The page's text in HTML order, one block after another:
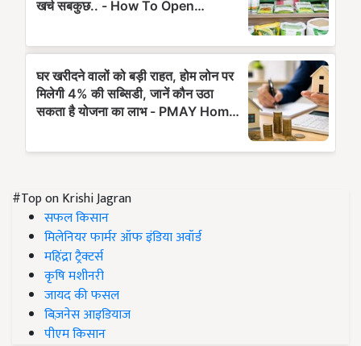
#Top on Krishi Jagran
सफल किसान
मिलेनियर फार्मर ऑफ इंडिया अवॉर्ड
महिंद्रा ट्रैक्टर्स
कृषि मशीनरी
जायद की फसल
बिज़नेस आइडियाज
पीएम किसान